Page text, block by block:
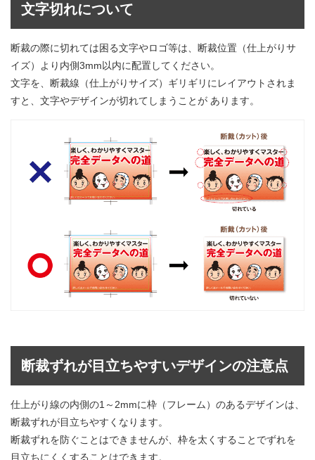
文字切れについて
断裁の際に切れては困る文字やロゴ等は、断裁位置（仕上がりサ
イズ）より内側3mm以内に配置してください。
文字を、断裁線（仕上がりサイズ）ギリギリにレイアウトされま
すと、文字やデザインが切れてしまうことが あります。
断裁ずれが目立ちやすいデザインの注意点
仕上がり線の内側の1～2mmに枠（フレーム）のあるデザインは、
断裁ずれが目立ちやすくなります。
断裁ずれを防ぐことはできませんが、枠を太くすることでずれを
目立ちにくくすることはできます。